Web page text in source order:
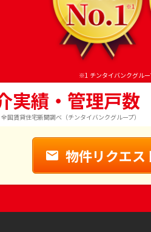
※1 チンタイバンクグル
実績・管理戸数
賃貸住宅新聞調べ（チンタイバンクグループ）
物件リクエス